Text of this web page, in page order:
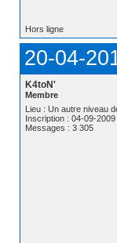
Hors ligne
20-04-
K4toN'
Membre
Lieu : Un autre niveau
Inscription : 04-09-2009
Messages : 3 305